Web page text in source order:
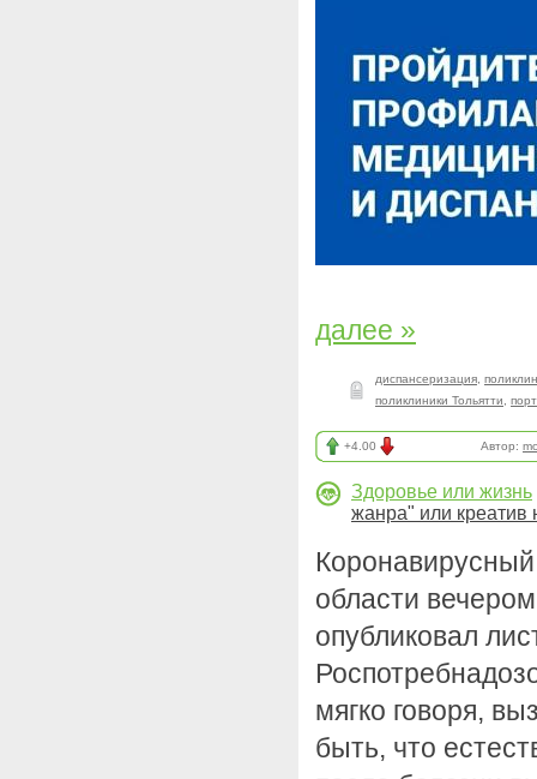
далее »
диспансеризация
поликлиники Тольятти
+4.00 Автор:
Здоровье или жизнь
жанра" или креатив
области
опубликовал
мягко говоря,
быть, что